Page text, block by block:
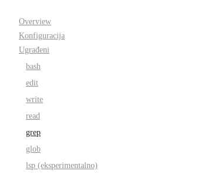
Overview
Konfiguracija
Ugrađeni
bash
edit
write
read
grep
glob
lsp (eksperimentalno)